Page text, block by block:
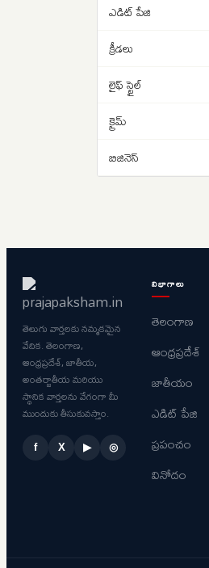
ఎడిట్ పేజి
క్రీడలు
లైఫ్ స్టైల్
క్రైమ్
బిజినెస్
తెలుగు వార్తలకు నమ్మకమైన
వేదిక. తెలంగాణ,
ఆంధ్రప్రదేశ్, జాతీయ,
అంతర్జాతీయ మరియు
స్థానిక వార్తలను వేగంగా మీ
ముందుకు తీసుకువస్తాం.
f X ▶ ◎
విభాగాలు
తెలంగాణ
ఆంధ్రప్రదేశ్
జాతీయం
ఎడిట్ పేజి
ప్రపంచం
వినోదం